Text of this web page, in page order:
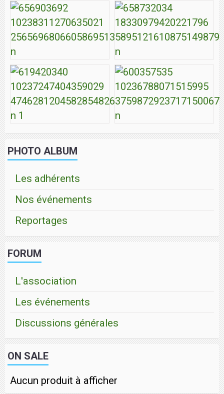
PHOTO ALBUM
Les adhérents
Nos événements
Reportages
FORUM
L'association
Les événements
Discussions générales
ON SALE
Aucun produit à afficher